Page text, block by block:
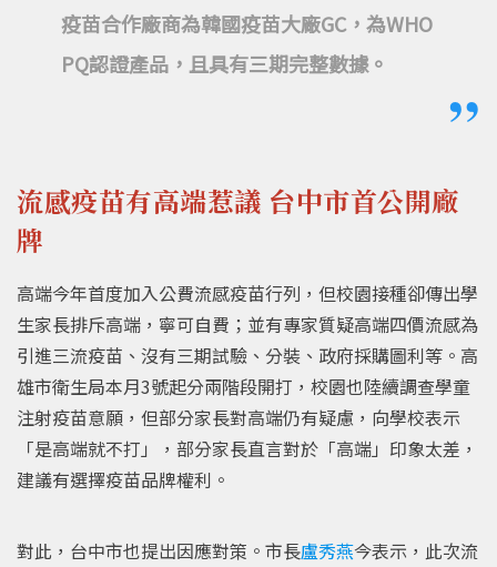
疫苗合作廠商為韓國疫苗大廠GC，為WHO
PQ認證產品，且具有三期完整數據。
流感疫苗有高端惹議 台中市首公開廠
牌
高端今年首度加入公費流感疫苗行列，但校園接種卻傳出學
生家長排斥高端，寧可自費；並有專家質疑高端四價流感為
引進三流疫苗、沒有三期試驗、分裝、政府採購圖利等。高
雄市衛生局本月3號起分兩階段開打，校園也陸續調查學童
注射疫苗意願，但部分家長對高端仍有疑慮，向學校表示
「是高端就不打」，部分家長直言對於「高端」印象太差，
建議有選擇疫苗品牌權利。
對此，台中市也提出因應對策。市長盧秀燕今表示，此次流